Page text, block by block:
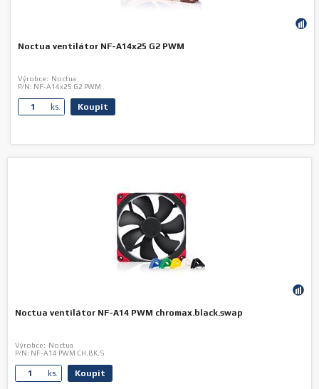
Noctua ventilátor NF-A14x25 G2 PWM
Výrobce: Noctua
P/N: NF-A14x25 G2 PWM
ks. Koupit
Noctua ventilátor NF-A14 PWM chromax.black.swap
Výrobce: Noctua
P/N: NF-A14 PWM CH.BK.S
ks. Koupit